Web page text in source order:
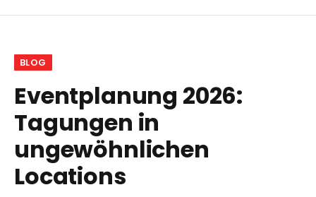
BLOG
Eventplanung 2026:
Tagungen in
ungewöhnlichen
Locations